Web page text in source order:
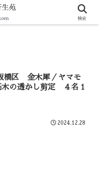
しの造園をサポート
橋区 金木犀／ヤマモ
木の透かし剪定 ４名１
2024.12.28
検索